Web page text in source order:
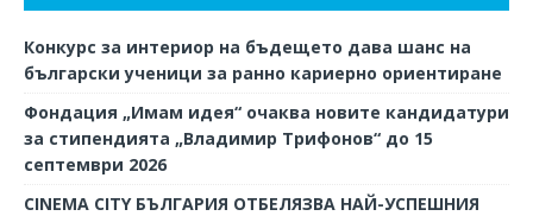
Конкурс за интериор на бъдещето дава шанс на
български ученици за ранно кариерно ориентиране
Фондация „Имам идея“ очаква новите кандидатури
за стипендията „Владимир Трифонов“ до 15
септември 2026
CINEMA CITY БЪЛГАРИЯ ОТБЕЛЯЗВА НАЙ-УСПЕШНИЯ